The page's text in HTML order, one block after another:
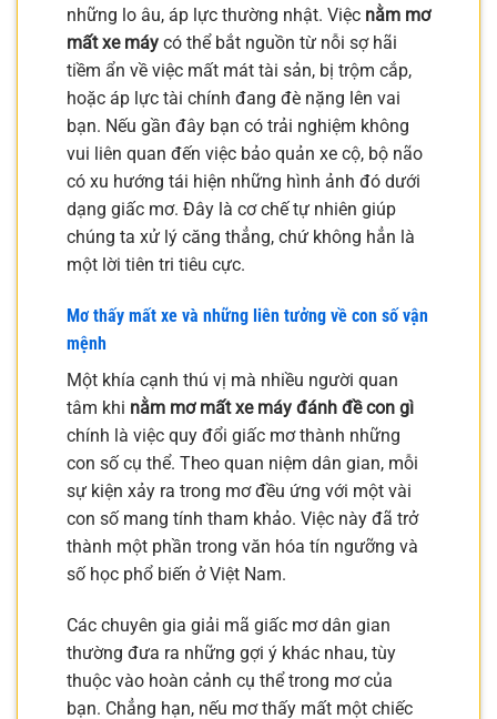
những lo âu, áp lực thường nhật. Việc nằm mơ
mất xe máy có thể bắt nguồn từ nỗi sợ hãi
tiềm ẩn về việc mất mát tài sản, bị trộm cắp,
hoặc áp lực tài chính đang đè nặng lên vai
bạn. Nếu gần đây bạn có trải nghiệm không
vui liên quan đến việc bảo quản xe cộ, bộ não
có xu hướng tái hiện những hình ảnh đó dưới
dạng giấc mơ. Đây là cơ chế tự nhiên giúp
chúng ta xử lý căng thẳng, chứ không hẳn là
một lời tiên tri tiêu cực.
Mơ thấy mất xe và những liên tưởng về con số vận
mệnh
Một khía cạnh thú vị mà nhiều người quan
tâm khi nằm mơ mất xe máy đánh đề con gì
chính là việc quy đổi giấc mơ thành những
con số cụ thể. Theo quan niệm dân gian, mỗi
sự kiện xảy ra trong mơ đều ứng với một vài
con số mang tính tham khảo. Việc này đã trở
thành một phần trong văn hóa tín ngưỡng và
số học phổ biến ở Việt Nam.
Các chuyên gia giải mã giấc mơ dân gian
thường đưa ra những gợi ý khác nhau, tùy
thuộc vào hoàn cảnh cụ thể trong mơ của
bạn. Chẳng hạn, nếu mơ thấy mất một chiếc